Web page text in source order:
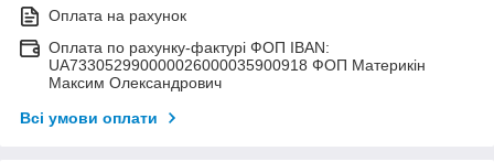
Оплата на рахунок
Оплата по рахунку-фактурі ФОП IBAN:
UA733052990000026000035900918 ФОП Материкін
Максим Олександрович
Всі умови оплати